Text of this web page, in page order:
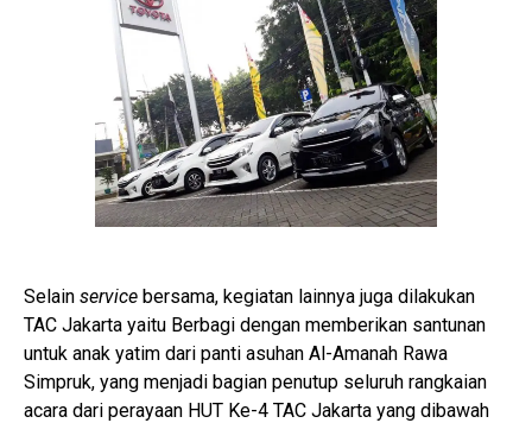
Selain service bersama, kegiatan lainnya juga dilakukan
TAC Jakarta yaitu Berbagi dengan memberikan santunan
untuk anak yatim dari panti asuhan Al-Amanah Rawa
Simpruk, yang menjadi bagian penutup seluruh rangkaian
acara dari perayaan HUT Ke-4 TAC Jakarta yang dibawah